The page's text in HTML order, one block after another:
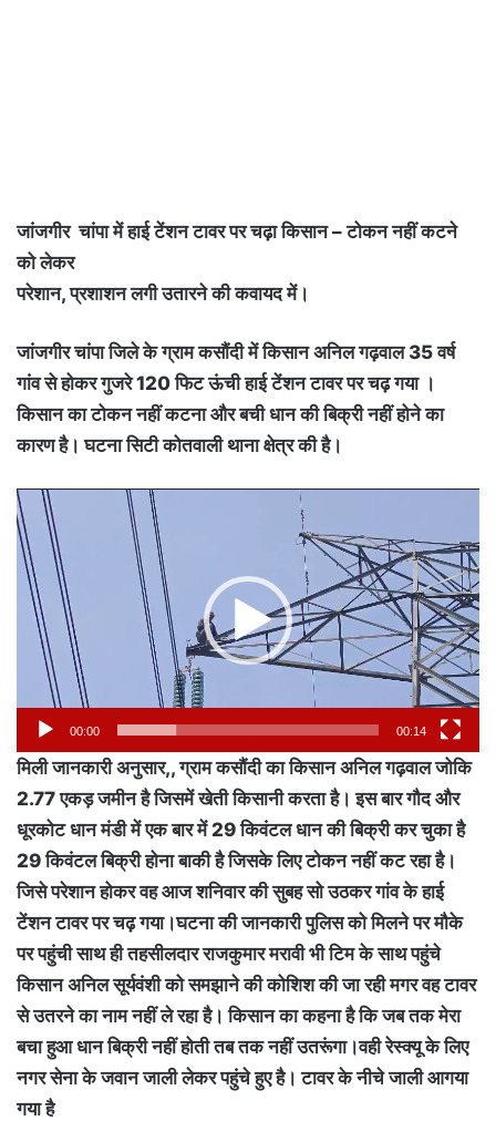
जांजगीर चांपा में हाई टेंशन टावर पर चढ़ा किसान – टोकन नहीं कटने
को लेकर
परेशान, प्रशाशन लगी उतारने की कवायद में।
जांजगीर चांपा जिले के ग्राम कसौंदी में किसान अनिल गढ़वाल 35 वर्ष
गांव से होकर गुजरे 120 फिट ऊंची हाई टेंशन टावर पर चढ़ गया ।
किसान का टोकन नहीं कटना और बची धान की बिक्री नहीं होने का
कारण है। घटना सिटी कोतवाली थाना क्षेत्र की है।
Video
Player
00:00 00:14
मिली जानकारी अनुसार,, ग्राम कसौंदी का किसान अनिल गढ़वाल जोकि
2.77 एकड़ जमीन है जिसमें खेती किसानी करता है। इस बार गौद और
धूरकोट धान मंडी में एक बार में 29 किवंटल धान की बिक्री कर चुका है
29 किवंटल बिक्री होना बाकी है जिसके लिए टोकन नहीं कट रहा है।
जिसे परेशान होकर वह आज शनिवार की सुबह सो उठकर गांव के हाई
टेंशन टावर पर चढ़ गया।घटना की जानकारी पुलिस को मिलने पर मौके
पर पहुंची साथ ही तहसीलदार राजकुमार मरावी भी टिम के साथ पहुंचे
किसान अनिल सूर्यवंशी को समझाने की कोशिश की जा रही मगर वह टावर
से उतरने का नाम नहीं ले रहा है। किसान का कहना है कि जब तक मेरा
बचा हुआ धान बिक्री नहीं होती तब तक नहीं उतरूंगा।वही रेस्क्यू के लिए
नगर सेना के जवान जाली लेकर पहुंचे हुए है। टावर के नीचे जाली आगया
गया है